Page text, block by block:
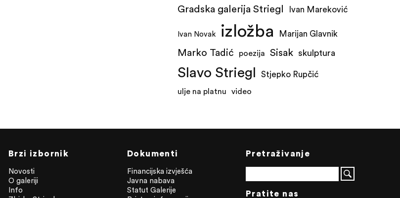
Gradska galerija Striegl Ivan Mareković
Ivan Novak izložba Marijan Glavnik
Marko Tadić poezija Sisak skulptura
Slavo Striegl Stjepko Rupčić
ulje na platnu video
Brzi izbornik
Novosti
O galeriji
Info
Dokumenti
Financijska izvješća
Javna nabava
Statut Galerije
Pretraživanje
Pratite nas